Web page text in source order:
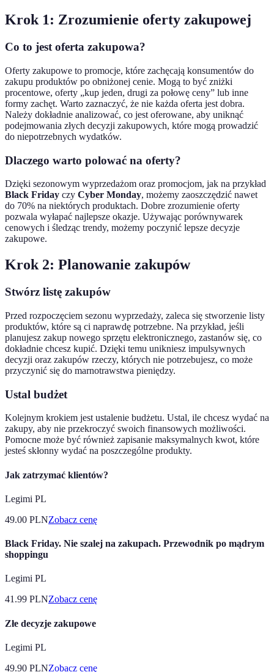
Krok 1: Zrozumienie oferty zakupowej
Co to jest oferta zakupowa?
Oferty zakupowe to promocje, które zachęcają konsumentów do
zakupu produktów po obniżonej cenie. Mogą to być zniżki
procentowe, oferty „kup jeden, drugi za połowę ceny” lub inne
formy zachęt. Warto zaznaczyć, że nie każda oferta jest dobra.
Należy dokładnie analizować, co jest oferowane, aby uniknąć
podejmowania złych decyzji zakupowych, które mogą prowadzić
do niepotrzebnych wydatków.
Dlaczego warto polować na oferty?
Dzięki sezonowym wyprzedażom oraz promocjom, jak na przykład
Black Friday czy Cyber Monday, możemy zaoszczędzić nawet
do 70% na niektórych produktach. Dobre zrozumienie oferty
pozwala wyłapać najlepsze okazje. Używając porównywarek
cenowych i śledząc trendy, możemy poczynić lepsze decyzje
zakupowe.
Krok 2: Planowanie zakupów
Stwórz listę zakupów
Przed rozpoczęciem sezonu wyprzedaży, zaleca się stworzenie listy
produktów, które są ci naprawdę potrzebne. Na przykład, jeśli
planujesz zakup nowego sprzętu elektronicznego, zastanów się, co
dokładnie chcesz kupić. Dzięki temu unikniesz impulsywnych
decyzji oraz zakupów rzeczy, których nie potrzebujesz, co może
przyczynić się do marnotrawstwa pieniędzy.
Ustal budżet
Kolejnym krokiem jest ustalenie budżetu. Ustal, ile chcesz wydać na
zakupy, aby nie przekroczyć swoich finansowych możliwości.
Pomocne może być również zapisanie maksymalnych kwot, które
jesteś skłonny wydać na poszczególne produkty.
Jak zatrzymać klientów?
Legimi PL
49.00 PLNZobacz cenę
Black Friday. Nie szalej na zakupach. Przewodnik po mądrym
shoppingu
Legimi PL
41.99 PLNZobacz cenę
Złe decyzje zakupowe
Legimi PL
49.90 PLNZobacz cenę